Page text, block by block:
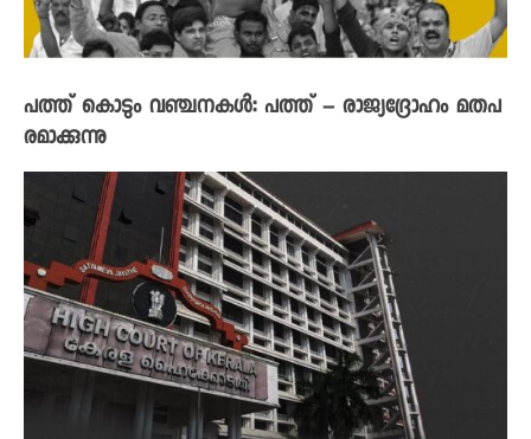
പത്ത് കൊടും വഞ്ചനകൾ: പത്ത് – രാജ്യദ്രോഹം മതപ
രമാക്കുന്നു